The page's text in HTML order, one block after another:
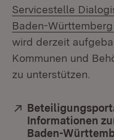
Servicestelle
Baden-Württemberg
wird derzeit
Kommunen und
zu unterstützen.
Extern:
Informationen
Baden-